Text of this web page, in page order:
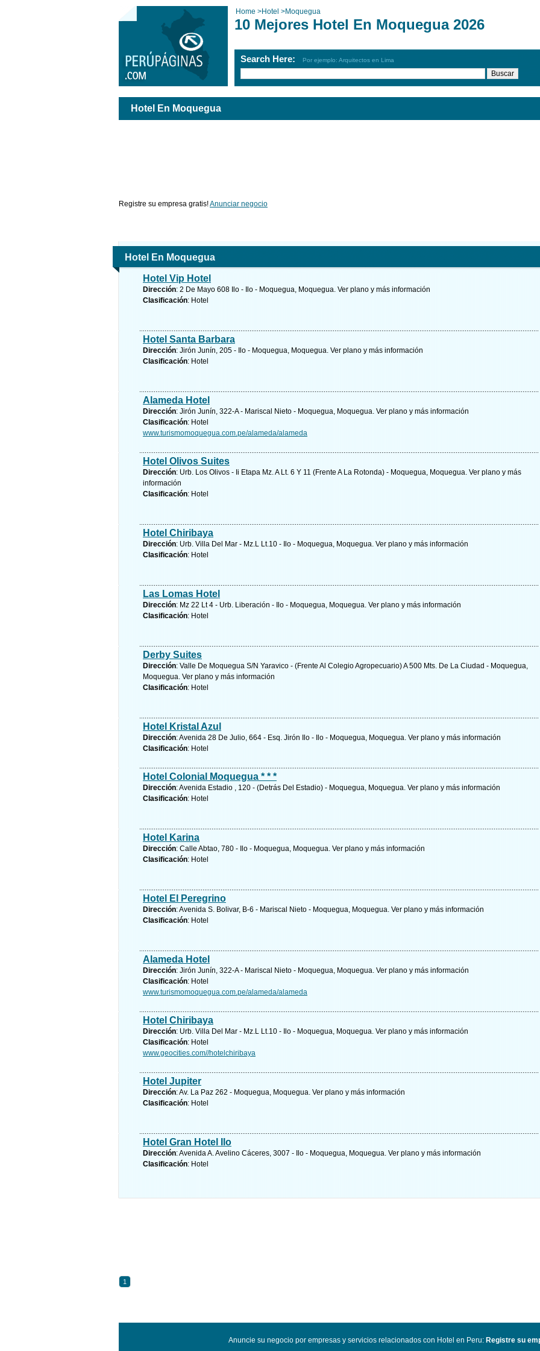
Home >Hotel >Moquegua
10 Mejores Hotel En Moquegua 2026
Search Here: Por ejemplo: Arquitectos en Lima
Hotel En Moquegua
Registre su empresa gratis!Anunciar negocio
Hotel En Moquegua
Hotel Vip Hotel
Dirección: 2 De Mayo 608 Ilo - Ilo - Moquegua, Moquegua. Ver plano y más información
Clasificación: Hotel
Hotel Santa Barbara
Dirección: Jirón Junín, 205 - Ilo - Moquegua, Moquegua. Ver plano y más información
Clasificación: Hotel
Alameda Hotel
Dirección: Jirón Junín, 322-A - Mariscal Nieto - Moquegua, Moquegua. Ver plano y más información
Clasificación: Hotel
www.turismomoquegua.com.pe/alameda/alameda
Hotel Olivos Suites
Dirección: Urb. Los Olivos - Ii Etapa Mz. A Lt. 6 Y 11 (Frente A La Rotonda) - Moquegua, Moquegua. Ver plano y más
información
Clasificación: Hotel
Hotel Chiribaya
Dirección: Urb. Villa Del Mar - Mz.L Lt.10 - Ilo - Moquegua, Moquegua. Ver plano y más información
Clasificación: Hotel
Las Lomas Hotel
Dirección: Mz 22 Lt 4 - Urb. Liberación - Ilo - Moquegua, Moquegua. Ver plano y más información
Clasificación: Hotel
Derby Suites
Dirección: Valle De Moquegua S/N Yaravico - (Frente Al Colegio Agropecuario) A 500 Mts. De La Ciudad - Moquegua,
Moquegua. Ver plano y más información
Clasificación: Hotel
Hotel Kristal Azul
Dirección: Avenida 28 De Julio, 664 - Esq. Jirón Ilo - Ilo - Moquegua, Moquegua. Ver plano y más información
Clasificación: Hotel
Hotel Colonial Moquegua * * *
Dirección: Avenida Estadio , 120 - (Detrás Del Estadio) - Moquegua, Moquegua. Ver plano y más información
Clasificación: Hotel
Hotel Karina
Dirección: Calle Abtao, 780 - Ilo - Moquegua, Moquegua. Ver plano y más información
Clasificación: Hotel
Hotel El Peregrino
Dirección: Avenida S. Bolivar, B-6 - Mariscal Nieto - Moquegua, Moquegua. Ver plano y más información
Clasificación: Hotel
Alameda Hotel
Dirección: Jirón Junín, 322-A - Mariscal Nieto - Moquegua, Moquegua. Ver plano y más información
Clasificación: Hotel
www.turismomoquegua.com.pe/alameda/alameda
Hotel Chiribaya
Dirección: Urb. Villa Del Mar - Mz.L Lt.10 - Ilo - Moquegua, Moquegua. Ver plano y más información
Clasificación: Hotel
www.geocities.com//hotelchiribaya
Hotel Jupiter
Dirección: Av. La Paz 262 - Moquegua, Moquegua. Ver plano y más información
Clasificación: Hotel
Hotel Gran Hotel Ilo
Dirección: Avenida A. Avelino Cáceres, 3007 - Ilo - Moquegua, Moquegua. Ver plano y más información
Clasificación: Hotel
1
Anuncie su negocio por empresas y servicios relacionados con Hotel en Peru: Registre su